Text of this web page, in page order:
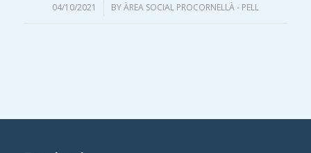
04/10/2021
/ BYÀREA SOCIAL PROCORNELLÀ - PELL